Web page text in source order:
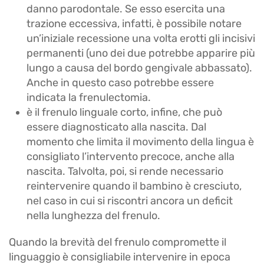
danno parodontale. Se esso esercita una
trazione eccessiva, infatti, è possibile notare
un’iniziale recessione una volta erotti gli incisivi
permanenti (uno dei due potrebbe apparire più
lungo a causa del bordo gengivale abbassato).
Anche in questo caso potrebbe essere
indicata la frenulectomia.
è il frenulo linguale corto, infine, che può
essere diagnosticato alla nascita. Dal
momento che limita il movimento della lingua è
consigliato l’intervento precoce, anche alla
nascita. Talvolta, poi, si rende necessario
reintervenire quando il bambino è cresciuto,
nel caso in cui si riscontri ancora un deficit
nella lunghezza del frenulo.
Quando la brevità del frenulo compromette il
linguaggio è consigliabile intervenire in epoca